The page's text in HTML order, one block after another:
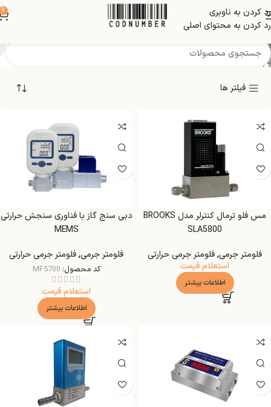
رد کردن به ناوبری
رد کردن به محتوای اصلی
0
فلومتر جرمی حرارتی
فیلتر ها
مس فلو ترمال کنترلر مدل BROOKS
SLA5800
فلومتر جرمی,فلومتر جرمی حرارتی
استعلام قیمت
اطلاعات بیشتر
دبی سنج گاز با فناوری سنجش حرارتی
MEMS
فلومتر جرمی,فلومتر جرمی حرارتی
کد محصول: MF5700
استعلام قیمت
اطلاعات بیشتر